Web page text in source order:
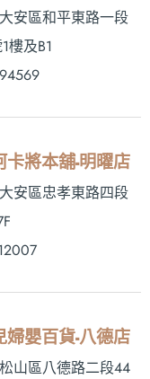
安區和平東路一段
樓及B1
卡將本舖-明曜店
安區忠孝東路四段
婦嬰百貨-八德店
山區八德路二段44